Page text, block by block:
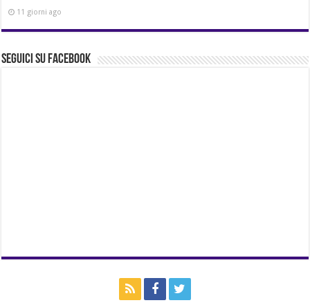
11 giorni ago
Seguici su Facebook